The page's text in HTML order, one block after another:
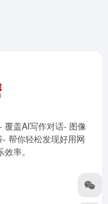
覆盖AI写作对话- 图像
帮你轻松发现好用网
率。